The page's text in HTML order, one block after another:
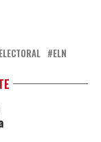
ELECTORAL ELN